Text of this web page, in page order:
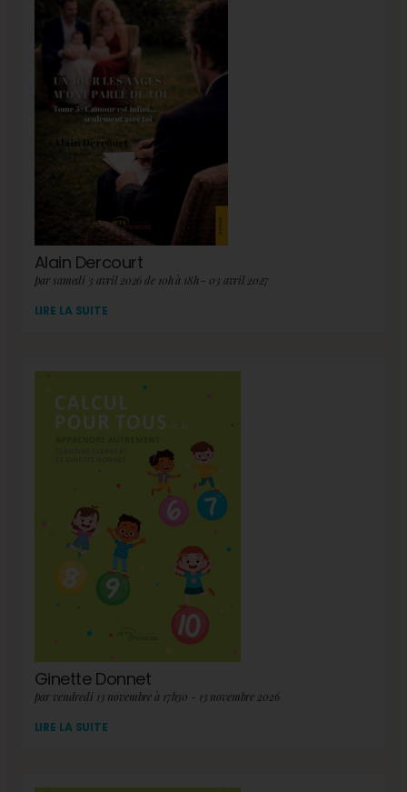
Alain Dercourt
par samedi 3 avril 2026 de 10h à 18h - 03 avril 2027
LIRE LA SUITE
Ginette Donnet
par vendredi 13 novembre à 17h30 - 13 novembre 2026
LIRE LA SUITE